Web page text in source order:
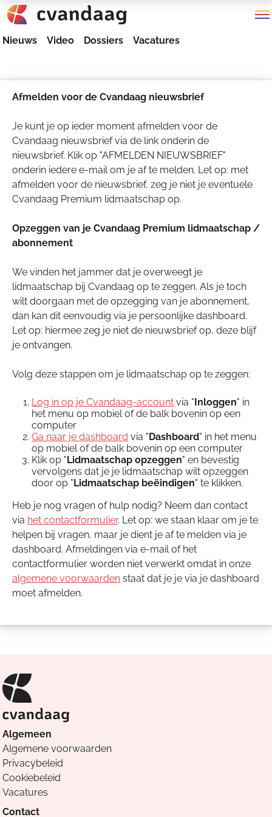
Nieuws Video Dossiers Vacatures
Afmelden voor de Cvandaag nieuwsbrief
Je kunt je op ieder moment afmelden voor de
Cvandaag nieuwsbrief via de link onderin de
nieuwsbrief. Klik op "AFMELDEN NIEUWSBRIEF"
onderin iedere e-mail om je af te melden. Let op: met
afmelden voor de nieuwsbrief, zeg je niet je eventuele
Cvandaag Premium lidmaatschap op.
Opzeggen van je Cvandaag Premium lidmaatschap /
abonnement
We vinden het jammer dat je overweegt je
lidmaatschap bij Cvandaag op te zeggen. Als je toch
wilt doorgaan met de opzegging van je abonnement,
dan kan dit eenvoudig via je persoonlijke dashboard.
Let op: hiermee zeg je niet de nieuwsbrief op, deze blijf
je ontvangen.
Volg deze stappen om je lidmaatschap op te zeggen:
Log in op je Cvandaag-account via "Inloggen" in
het menu op mobiel of de balk bovenin op een
computer
Ga naar je dashboard via "Dashboard" in het menu
op mobiel of de balk bovenin op een computer
Klik op "Lidmaatschap opzeggen" en bevestig
vervolgens dat je je lidmaatschap wilt opzeggen
door op "Lidmaatschap beëindigen" te klikken.
Heb je nog vragen of hulp nodig? Neem dan contact
via het contactformulier. Let op: we staan klaar om je te
helpen bij vragen, maar je dient je af te melden via je
dashboard. Afmeldingen via e-mail of het
contactformulier worden niet verwerkt omdat in onze
algemene voorwaarden staat dat je je via je dashboard
moet afmelden.
Algemeen
Algemene voorwaarden
Privacybeleid
Cookiebeleid
Vacatures
Contact